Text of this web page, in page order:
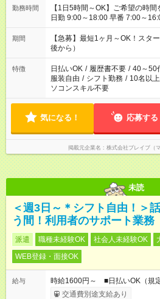
勤務時間
【1日5時間～OK】ご希望の時間をご相
日勤 9:00～18:00 早番 7:00～
短 10:00～15:00 上記はあくまで一例です。 「夕方までには帰宅
しておきたい」 「朝はゆっくり
間を有効に使いたい」 など、ご
ね。
期間
【急募】最短1ヶ月～OK！スタ
後から）
特徴 日払いOK / 履歴書不要 / 40～50
服装自由 / シフト勤務 / 10名以
ソコンスキル不要
気になる！ 応募する
掲載元企業名 株式会社ブレイブ（
未読
＜週3日～＊シフト自由！＞
う間！利用者のサポート業務
派遣 職種未経験OK 社会人未経験OK
WEB登録・面接OK
給与
時給1600円～ ■日払いOK（規
交通費別途支給あり